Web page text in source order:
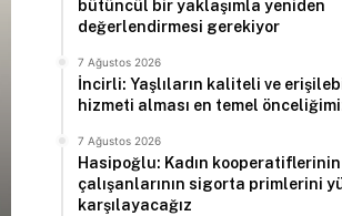
Türkiye
bütüncül bir yaklaşımla yeniden
değerlendirmesi gerekiyor
7 Ağustos 2026
İncirli: Yaşlıların kaliteli ve
hizmeti alması en temel
7 Ağustos 2026
Hasipoğlu: Kadın
çalışanlarının sigorta primlerini
karşılayacağız